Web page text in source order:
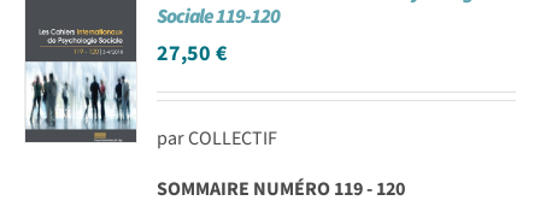
Sociale 119-120
27,50€
par COLLECTIF
SOMMAIRE NUMÉRO 119 - 120